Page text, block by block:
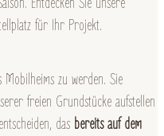
für Ihr Projekt.
Mobilheims zu werden. Sie
freien Grundstücke aufstellen
entscheiden, das bereits auf dem